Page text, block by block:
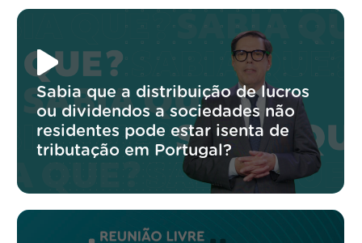
Sabia que a distribuição de lucros
ou dividendos a sociedades não
residentes pode estar isenta de
tributação em Portugal?